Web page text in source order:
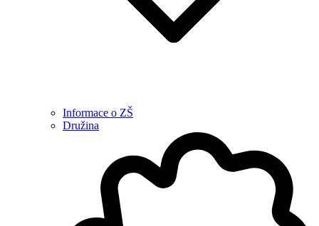
Informace o ZŠ
Družina